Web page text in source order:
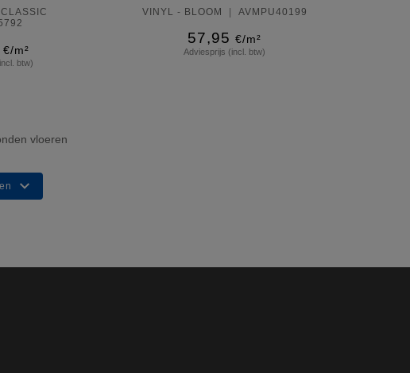
€/m²
btw)
VINYL - BLOOM AVMPU40199
57,95 €/m²
Adviesprijs (incl. btw)
vloeren